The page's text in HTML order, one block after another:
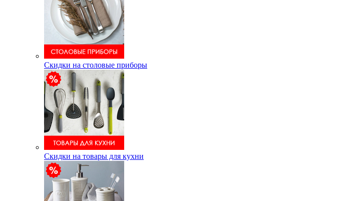
Скидки на столовые приборы
Скидки на товары для кухни